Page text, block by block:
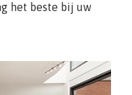
het beste bij uw